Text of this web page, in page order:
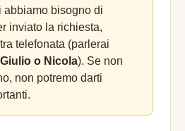
abbiamo bisogno di
inviato la richiesta,
telefonata (parlerai
Giulio o Nicola). Se non
non potremo darti